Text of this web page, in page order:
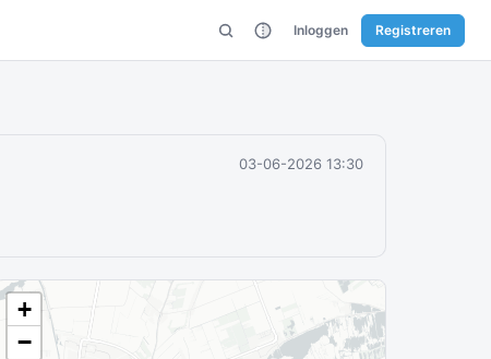
Inloggen Registreren
03-06-2026 13:30
+
−